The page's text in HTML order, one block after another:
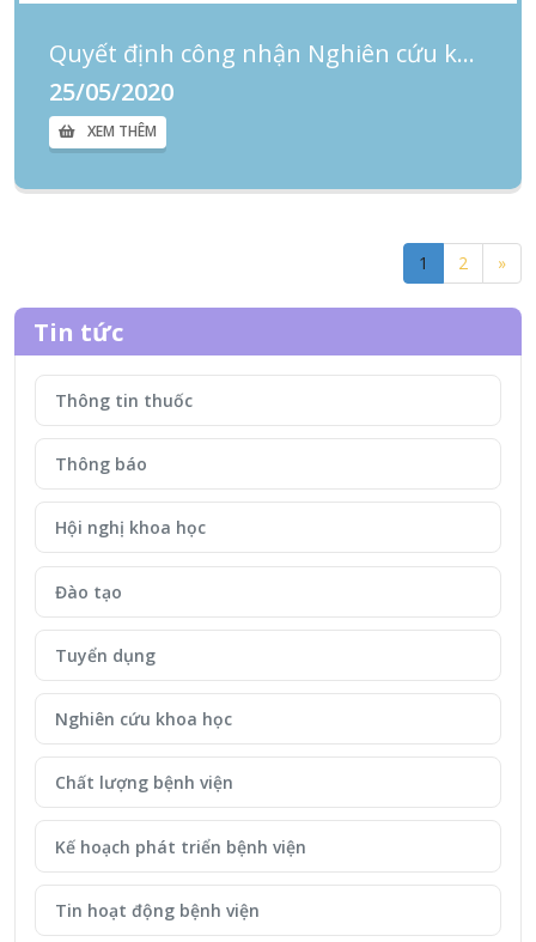
Quyết định công nhận Nghiên cứu khoa học và Sáng kiến cải tiến năm 2019
25/05/2020
XEM THÊM
1 2 »
Tin tức
Thông tin thuốc
Thông báo
Hội nghị khoa học
Đào tạo
Tuyển dụng
Nghiên cứu khoa học
Chất lượng bệnh viện
Kế hoạch phát triển bệnh viện
Tin hoạt động bệnh viện